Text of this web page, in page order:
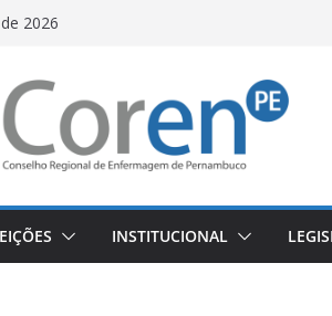
2026
INSTITUCIONAL